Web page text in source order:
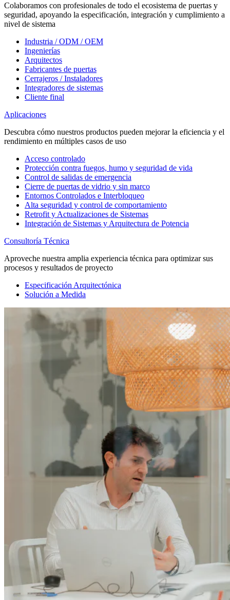
Colaboramos con profesionales de todo el ecosistema de puertas y
seguridad, apoyando la especificación, integración y cumplimiento a
nivel de sistema
Industria / ODM / OEM
Ingenierías
Arquitectos
Fabricantes de puertas
Cerrajeros / Instaladores
Integradores de sistemas
Cliente final
Aplicaciones
Descubra cómo nuestros productos pueden mejorar la eficiencia y el
rendimiento en múltiples casos de uso
Acceso controlado
Protección contra fuegos, humo y seguridad de vida
Control de salidas de emergencia
Cierre de puertas de vidrio y sin marco
Entornos Controlados e Interbloqueo
Alta seguridad y control de comportamiento
Retrofit y Actualizaciones de Sistemas
Integración de Sistemas y Arquitectura de Potencia
Consultoría Técnica
Aproveche nuestra amplia experiencia técnica para optimizar sus
procesos y resultados de proyecto
Especificación Arquitectónica
Solución a Medida